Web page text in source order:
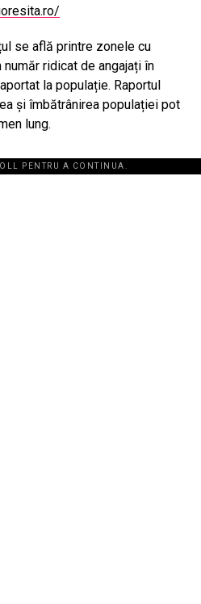
se află printre zonele cu
ridicat de angajați în
la populație. Raportul
și îmbătrânirea populației pot
lung.
PENTRU A CONTINUA.